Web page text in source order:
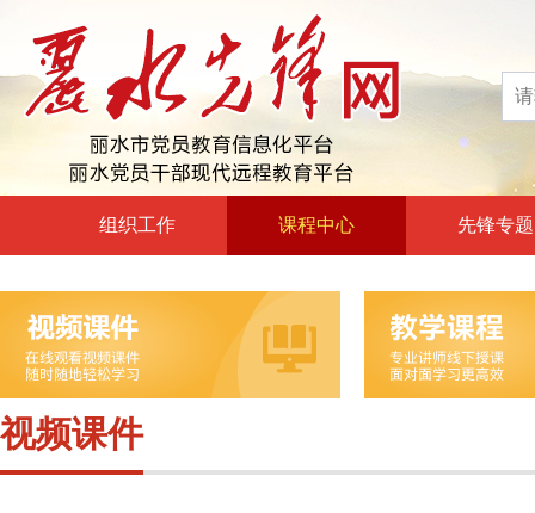
组织工作
领导动态
自身建设
组工文件
组工之窗
课程中心
政治教育和政治训练
党章党规党纪教育
革命传统教育
先锋专题
视频课件